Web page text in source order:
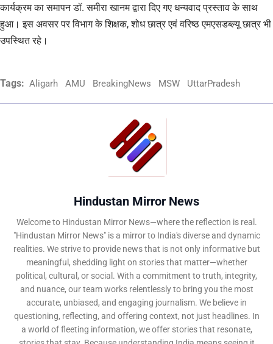
कार्यक्रम का समापन डॉ. समीरा खानम द्वारा दिए गए धन्यवाद प्रस्ताव के साथ
हुआ। इस अवसर पर विभाग के शिक्षक, शोध छात्र एवं वरिष्ठ एमएसडब्ल्यू छात्र भी
उपस्थित रहे।
Tags: Aligarh AMU BreakingNews MSW UttarPradesh
Hindustan Mirror News
Welcome to Hindustan Mirror News—where the reflection is real.
"Hindustan Mirror News" is a mirror to India's diverse and dynamic
realities. We strive to provide news that is not only informative but
meaningful, shedding light on stories that matter—whether
political, cultural, or social. With a commitment to truth, integrity,
and nuance, our team works relentlessly to bring you the most
accurate, unbiased, and engaging journalism. We believe in
questioning, reflecting, and offering context, not just headlines. In
a world of fleeting information, we offer stories that resonate,